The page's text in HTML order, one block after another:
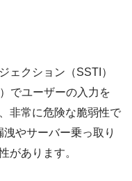
ェクション（SSTI）
でユーザーの入力を
非常に危険な脆弱性で
やサーバー乗っ取り
があります。